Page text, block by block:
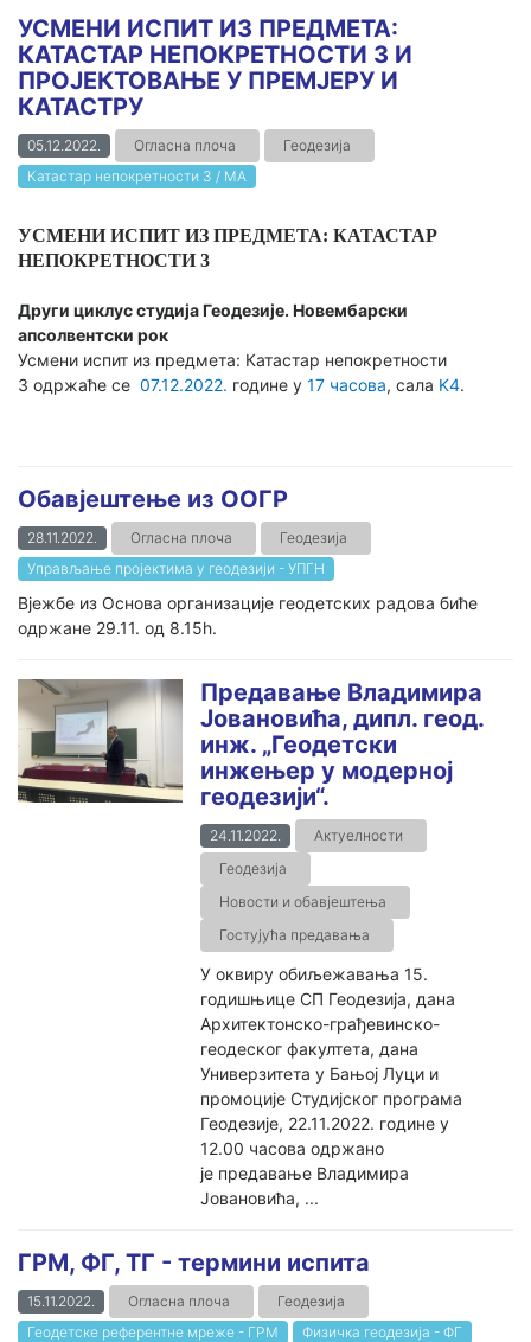
УСМЕНИ ИСПИТ ИЗ ПРЕДМЕТА:
КАТАСТАР НЕПОКРЕТНОСТИ 3 И
ПРОЈЕКТОВАЊЕ У ПРЕМЈЕРУ И
КАТАСТРУ
05.12.2022. Огласна плоча
Геодезија
Катастар непокретности 3 / МА
УСМЕНИ ИСПИТ ИЗ ПРЕДМЕТА: КАТАСТАР
НЕПОКРЕТНОСТИ 3
Други циклус студија Геодезије. Новембарски
апсолвентски рок
Усмени испит из предмета: Катастар непокретности
3 одржаће се 07.12.2022. године у 17 часова, сала K4.
Обавјештење из ООГР
28.11.2022. Огласна плоча
Геодезија
Управљање пројектима у геодезији - УПГН
Вјежбе из Основа организације геодетских радова биће
одржане 29.11. од 8.15h.
Предавање Владимира
Јовановића, дипл. геод.
инж. „Геодетски
инжењер у модерној
геодезији“.
24.11.2022.
Актуелности
Геодезија
Новости и обавјештења
Гостујућа предавања
У оквиру обиљежавања 15.
годишњице СП Геодезија, дана
Архитектонско-грађевинско-
геодеског факултета, дана
Универзитета у Бањој Луци и
промоције Студијског програма
Геодезије, 22.11.2022. године у
12.00 часова одржано
је предавање Владимира
Јовановића, ...
ГРМ, ФГ, ТГ - термини испита
15.11.2022. Огласна плоча
Геодезија
Геодетске референтне мреже - ГРМ
Физичка геодезија - ФГ